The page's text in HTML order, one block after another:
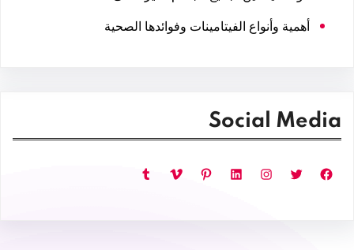
أهمية وأنواع الفيتامينات وفوائدها الصحية
Social Media
فيسبوك تويتر إنستجرام لينكد إن بينتريست فيميو تمبلر